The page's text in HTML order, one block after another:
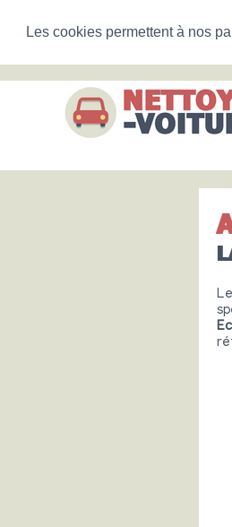
Les cookies permettent à nos